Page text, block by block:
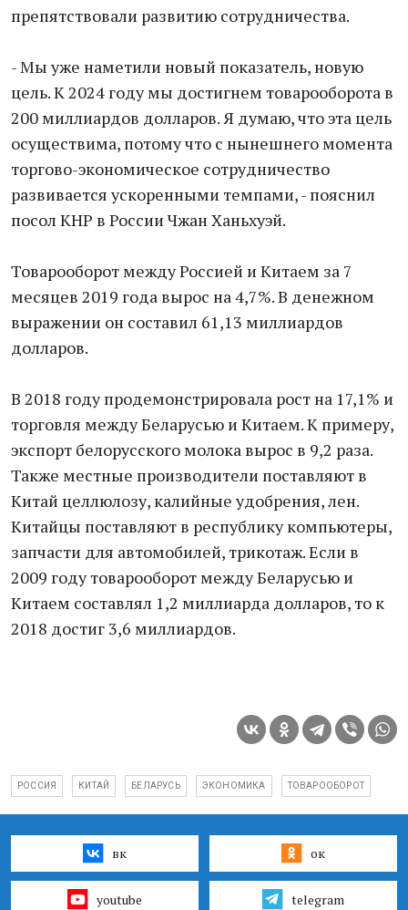
препятствовали развитию сотрудничества.
- Мы уже наметили новый показатель, новую
цель. К 2024 году мы достигнем товарооборота в
200 миллиардов долларов. Я думаю, что эта цель
осуществима, потому что с нынешнего момента
торгово-экономическое сотрудничество
развивается ускоренными темпами, - пояснил
посол КНР в России Чжан Ханьхуэй.
Товарооборот между Россией и Китаем за 7
месяцев 2019 года вырос на 4,7%. В денежном
выражении он составил 61,13 миллиардов
долларов.
В 2018 году продемонстрировала рост на 17,1% и
торговля между Беларусью и Китаем. К примеру,
экспорт белорусского молока вырос в 9,2 раза.
Также местные производители поставляют в
Китай целлюлозу, калийные удобрения, лен.
Китайцы поставляют в республику компьютеры,
запчасти для автомобилей, трикотаж. Если в
2009 году товарооборот между Беларусью и
Китаем составлял 1,2 миллиарда долларов, то к
2018 достиг 3,6 миллиардов.
РОССИЯ КИТАЙ БЕЛАРУСЬ ЭКОНОМИКА ТОВАРООБОРОТ
вк ок
youtube telegram